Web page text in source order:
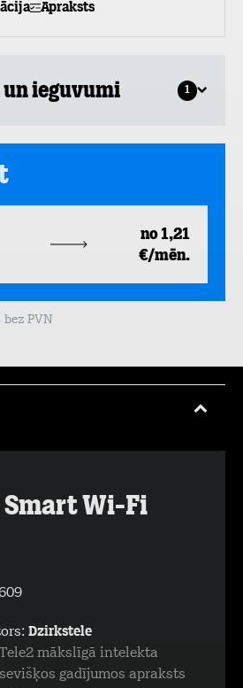
Apraksts
un ieguvumi 1
no 1,21
€/mēn.
PVN
Wi-Fi
Dzirkstele
mākslīgā intelekta
gadījumos apraksts